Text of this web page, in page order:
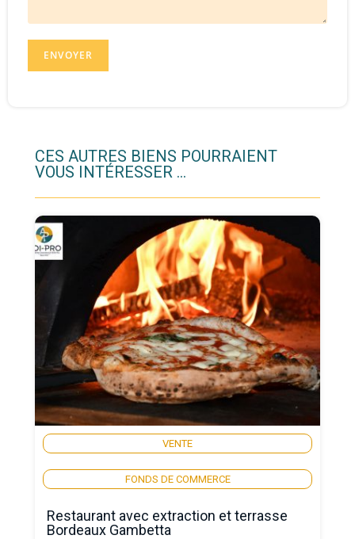
CES AUTRES BIENS POURRAIENT
VOUS INTÉRESSER ...
VENTE
FONDS DE COMMERCE
Restaurant avec extraction et terrasse
Bordeaux Gambetta